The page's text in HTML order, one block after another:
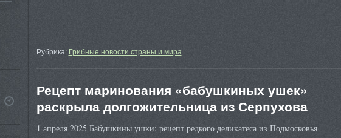
Рубрика: Грибные новости страны и мира
Рецепт маринования «бабушкиных ушек»
раскрыла долгожительница из Серпухова
1 апреля 2025 Бабушкины ушки: рецепт редкого деликатеса из Подмосковья